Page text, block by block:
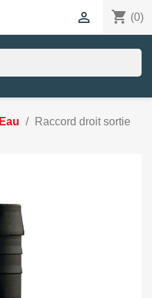
shopping_cart (0)

Eau
Raccord droit sortie